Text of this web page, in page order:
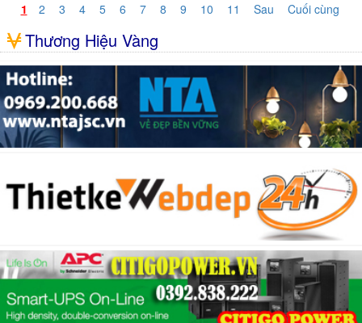
1 2 3 4 5 6 7 8 9 10 11 Sau Cuối cùng
Thương Hiệu Vàng